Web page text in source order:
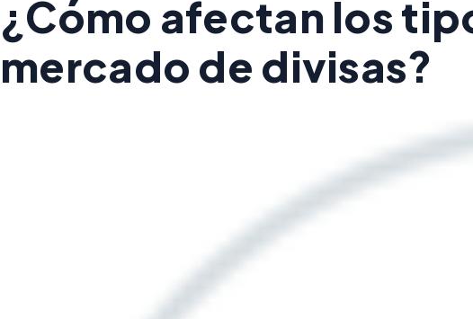
¿Cómo afectan los
mercado de divisas?